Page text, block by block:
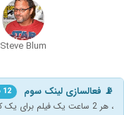
Steve Blum
📡 فعالسازی لینک سوم 12 نفر درخواست داده
، هر 2 ساعت یک فیلم برای یک کاربر ویژه